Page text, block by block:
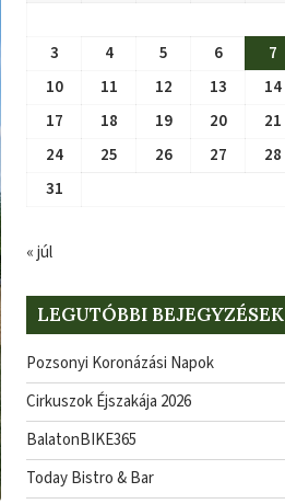
3
4 5 6 7
10
11 12 13 14
17
18 19 20 21
24
25 26 27 28
31
« júl
LEGUTÓBBI BEJEGYZÉSEK
Pozsonyi Koronázási Napok
Cirkuszok Éjszakája 2026
BalatonBIKE365
Today Bistro & Bar